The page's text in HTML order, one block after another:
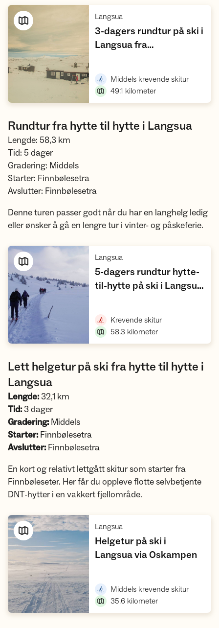
Langsua,
3-dagers rundtur på ski i
Langsua fra
Middels krevende skitur,
49.1 kilometer
Rundtur fra hytte til hytte i Langsua
Lengde: 58,3 km
Tid: 5 dager
Gradering: Middels
Starter: Finnbølesetra
Avslutter: Finnbølesetra
Denne turen passer godt når du har en langhelg ledig
eller ønsker å gå en lengre tur i vinter- og påskeferie.
Langsua,
5-dagers rundtur hytte-
til-hytte på ski i Langsua
Krevende skitur,
58.3 kilometer
Lett helgetur på ski fra hytte til hytte i
Langsua
Lengde:32,1 km
Tid:3 dager
Gradering: Middels
Starter: Finnbølesetra
Avslutter: Finnbølesetra
En kort og relativt lettgått skitur som starter fra
Finnbøleseter. Her får du oppleve flotte selvbetjente
DNT-hytter i en vakkert fjellområde.
Langsua,
Helgetur på ski i
Langsua via Oskampen,
Middels krevende skitur,
35.6 kilometer